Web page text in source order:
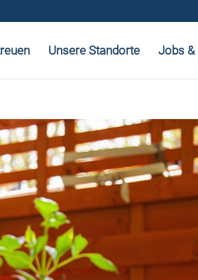
Unsere Standorte Jobs &